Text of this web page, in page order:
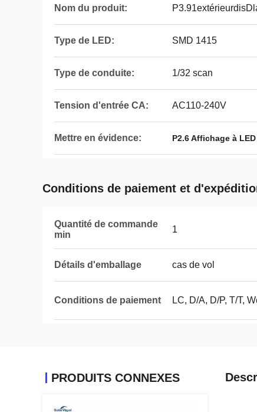
Nom du produit:
Type de LED: SMD 1415
Type de conduite: 1/32 scan
Tension d'entrée CA: AC110-240V
Mettre en évidence: P2.6 Affichage à
Conditions de paiement et
Quantité de commande
min
1
Détails d'emballage cas de vol
Conditions de paiement LC, D/A, D/P, T/T,
PRODUITS CONNEXES